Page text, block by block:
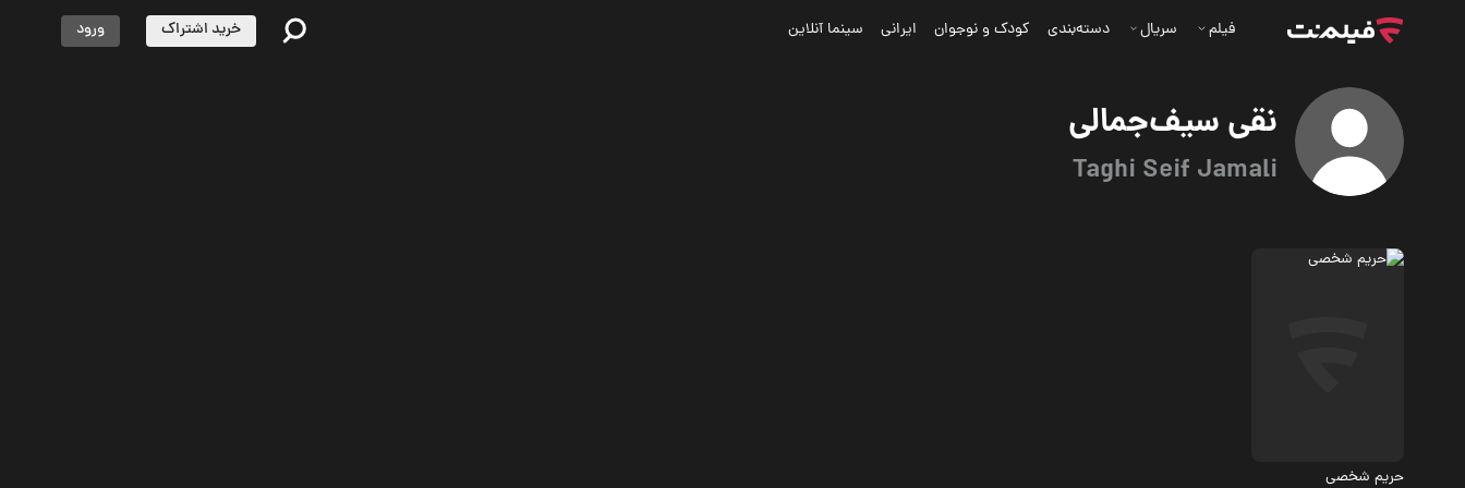
نقی سیف‌جمالی
Taghi Seif Jamali
فیلم سریال دسته‌بندی کودک و نوجوان ایرانی سینما آنلاین خرید اشتراک ورود
حریم شخصی